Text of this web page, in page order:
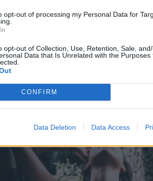
opt-out of processing my Personal Data for
opt-out of Collection, Use, Retention, Sale,
Data that Is Unrelated with the Purposes
CONFIRM
Data Deletion Data Access
.
το παρόν μπορεί να ανοίξει
Μην αφήνεις την τωρινή